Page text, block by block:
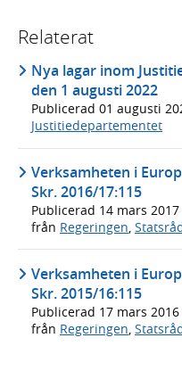
Relaterat
Nya lagar inom
den 1 augusti 2022
Publicerad 01 augusti
Justitiedepartementet
Verksamheten i
Skr. 2016/17:115
Publicerad 14 mars 2017
från Regeringen,
Verksamheten i
Skr. 2015/16:115
Publicerad 17 mars 2016
från Regeringen